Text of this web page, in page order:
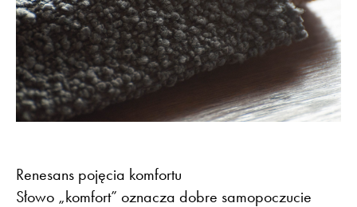
Renesans pojęcia komfortu
Słowo „komfort” oznacza dobre samopoczucie